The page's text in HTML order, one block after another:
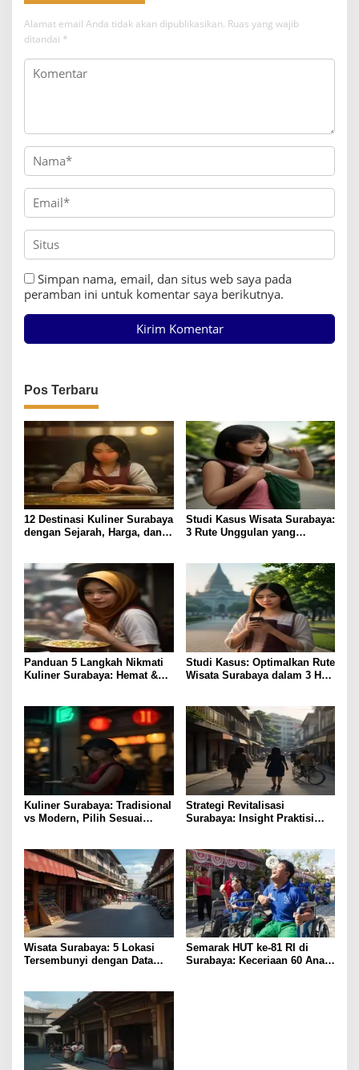
i
p
o
s
Alamat email Anda tidak akan dipublikasikan. Ruas yang wajib
ditandai *
Simpan nama, email, dan situs web saya pada
peramban ini untuk komentar saya berikutnya.
Pos Terbaru
12 Destinasi Kuliner Surabaya
dengan Sejarah, Harga, dan
Studi Kasus Wisata Surabaya:
3 Rute Unggulan yang
Panduan 5 Langkah Nikmati
Kuliner Surabaya: Hemat &
Studi Kasus: Optimalkan Rute
Wisata Surabaya dalam 3 Hari
Kuliner Surabaya: Tradisional
vs Modern, Pilih Sesuai
Strategi Revitalisasi
Surabaya: Insight Praktisi
Wisata Surabaya: 5 Lokasi
Tersembunyi dengan Data
Semarak HUT ke-81 RI di
Surabaya: Keceriaan 60 Anak